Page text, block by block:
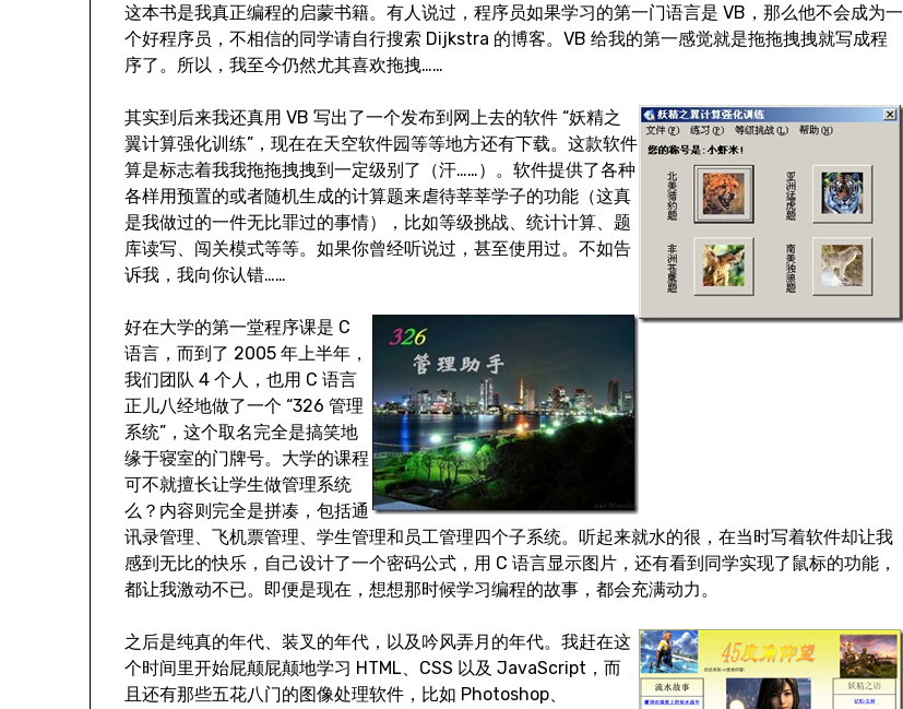
这本书是我真正编程的启蒙书籍。有人说过，程序员如果学习的第一门语言是 VB，那么他不会成为一
个好程序员，不相信的同学请自行搜索 Dijkstra 的博客。VB 给我的第一感觉就是拖拖拽拽就写成程
序了。所以，我至今仍然尤其喜欢拖拽……
其实到后来我还真用 VB 写出了一个发布到网上去的软件 “妖精之
翼计算强化训练”，现在在天空软件园等等地方还有下载。这款软件
算是标志着我我拖拖拽拽到一定级别了（汗……）。软件提供了各种
各样用预置的或者随机生成的计算题来虐待莘莘学子的功能（这真
是我做过的一件无比罪过的事情），比如等级挑战、统计计算、题
库读写、闯关模式等等。如果你曾经听说过，甚至使用过。不如告
诉我，我向你认错……
好在大学的第一堂程序课是 C
语言，而到了 2005 年上半年，
我们团队 4 个人，也用 C 语言
正儿八经地做了一个 “326 管理
系统”，这个取名完全是搞笑地
缘于寝室的门牌号。大学的课程
可不就擅长让学生做管理系统
么？内容则完全是拼凑，包括通
讯录管理、飞机票管理、学生管理和员工管理四个子系统。听起来就水的很，在当时写着软件却让我
感到无比的快乐，自己设计了一个密码公式，用 C 语言显示图片，还有看到同学实现了鼠标的功能，
都让我激动不已。即便是现在，想想那时候学习编程的故事，都会充满动力。
之后是纯真的年代、装叉的年代，以及吟风弄月的年代。我赶在这
个时间里开始屁颠屁颠地学习 HTML、CSS 以及 JavaScript，而
且还有那些五花八门的图像处理软件，比如 Photoshop、